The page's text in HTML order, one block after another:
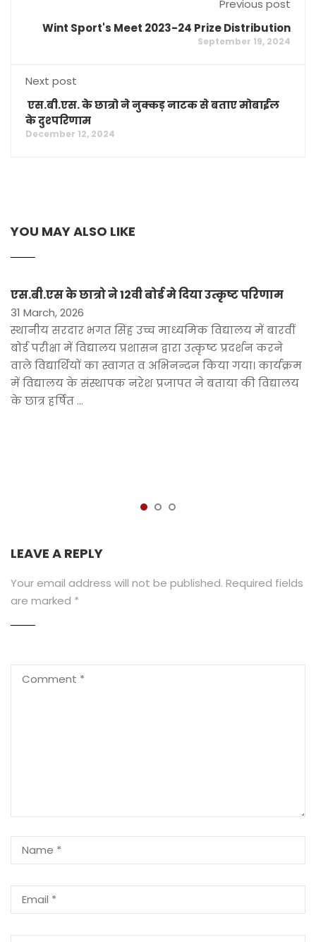
Previous post
Wint Sport's Meet 2023-24 Prize Distribution
September 19, 2024
Next post
एस.बी.एस. के छात्रो ने नुक्कड़ नाटक से बताए मोबाईल
के दुश्परिणाम
December 12, 2024
YOU MAY ALSO LIKE
एस.बी.एस के छात्रो ने 12वी बोर्ड मे दिया उत्कृष्ट परिणाम
31 March, 2026
स्थानीय सरदार भगत सिंह उच्च माध्यमिक विद्यालय में बारवीं
बोर्ड परीक्षा में विद्यालय प्रशासन द्वारा उत्कृष्ट प्रदर्शन करने
वाले विद्यार्थियों का स्वागत व अभिनन्दन किया गया। कार्यक्रम
में विद्यालय के संस्थापक नरेश प्रजापत ने बताया की विद्यालय
के छात्र हर्षित …
LEAVE A REPLY
Your email address will not be published. Required fields
are marked *